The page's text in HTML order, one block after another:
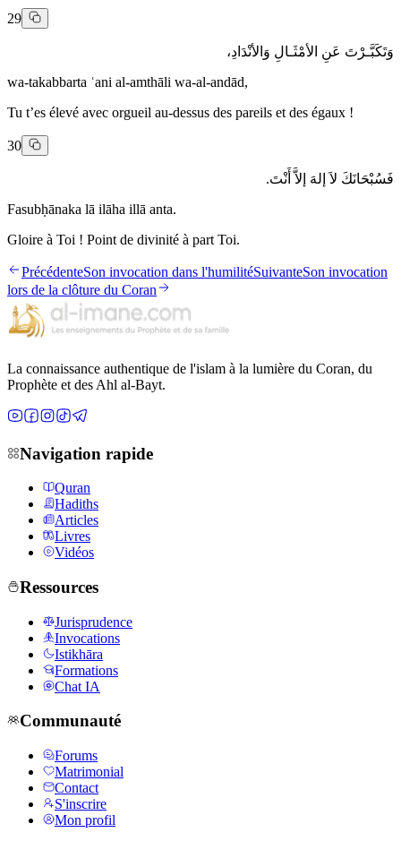
29
وَتَكَبَّـرْتَ عَنِ الأمْثَـالِ وَالأنْدَادِ،
wa-takabbarta ʿani al-amthāli wa-al-andād,
Tu t’es élevé avec orgueil au-dessus des pareils et des égaux !
30
فَسُبْحَانَكَ لاَ إلهَ إلاَّ أَنْتَ.
Fasubḥānaka lā ilāha illā anta.
Gloire à Toi ! Point de divinité à part Toi.
PrécédenteSon invocation dans l'humilitéSuivanteSon invocation
lors de la clôture du Coran
La connaissance authentique de l'islam à la lumière du Coran, du
Prophète et des Ahl al-Bayt.
Navigation rapide
Quran
Hadiths
Articles
Livres
Vidéos
Ressources
Jurisprudence
Invocations
Istikhāra
Formations
Chat IA
Communauté
Forums
Matrimonial
Contact
S'inscrire
Mon profil